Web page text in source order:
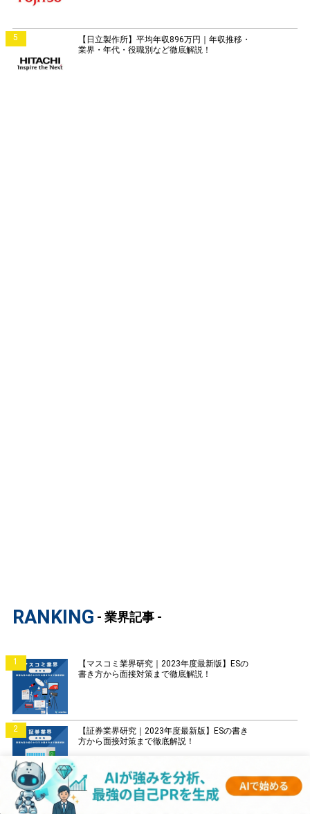
5
【日立製作所】平均年収896万円｜年収推移・
業界・年代・役職別など徹底解説！
RANKING - 業界記事 -
1
【マスコミ業界研究｜2023年度最新版】ESの
書き方から面接対策まで徹底解説！
2
【証券業界研究｜2023年度最新版】ESの書き
方から面接対策まで徹底解説！
3
【銀行業界研究｜2023年度最新版】ESの書き